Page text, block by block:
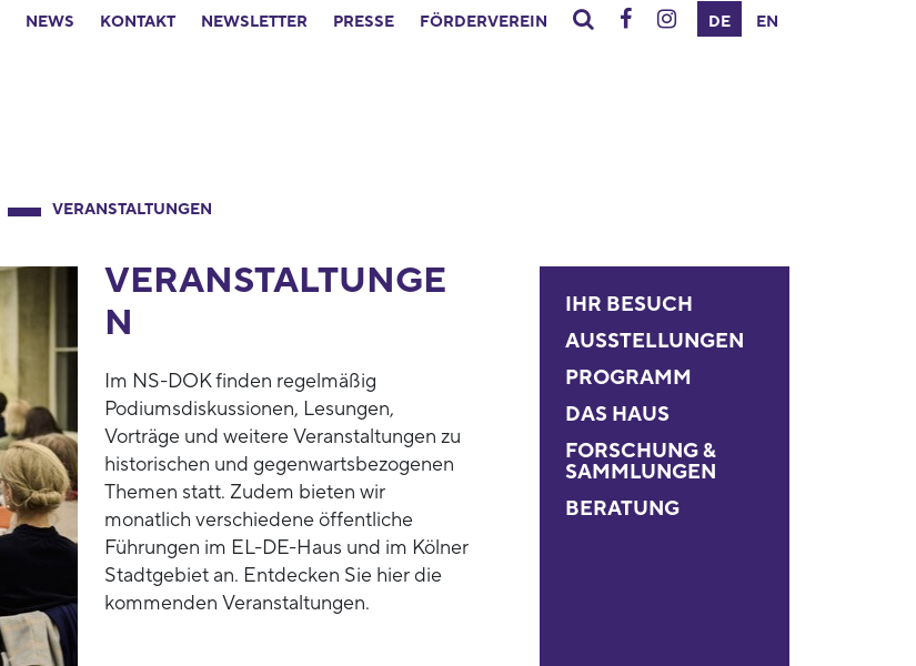
NEWS KONTAKT NEWSLETTER PRESSE FÖRDERVEREIN DE EN
VERANSTALTUNGEN
VERANSTALTUNGE
N
Im NS-DOK finden regelmäßig
Podiumsdiskussionen, Lesungen,
Vorträge und weitere Veranstaltungen zu
historischen und gegenwartsbezogenen
Themen statt. Zudem bieten wir
monatlich verschiedene öffentliche
Führungen im EL-DE-Haus und im Kölner
Stadtgebiet an. Entdecken Sie hier die
kommenden Veranstaltungen.
IHR BESUCH
AUSSTELLUNGEN
PROGRAMM
DAS HAUS
FORSCHUNG &
SAMMLUNGEN
BERATUNG